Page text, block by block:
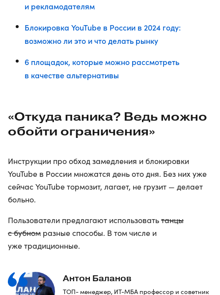
и рекламодателям
Блокировка YouTube в России в 2024 году:
возможно ли это и что делать рынку
6 площадок, которые можно рассмотреть
в качестве альтернативы
«Откуда паника? Ведь можно
обойти ограничения»
Инструкции про обход замедления и блокировки
YouTube в России множатся день ото дня. Без них уже
сейчас YouTube тормозит, лагает, не грузит — делает
больно.
Пользователи предлагают использоватьтанцы
с бубном разные способы. В том числе и
уже традиционные.
Антон Баланов
ТОП- менеджер, ИТ-МБА профессор и советник